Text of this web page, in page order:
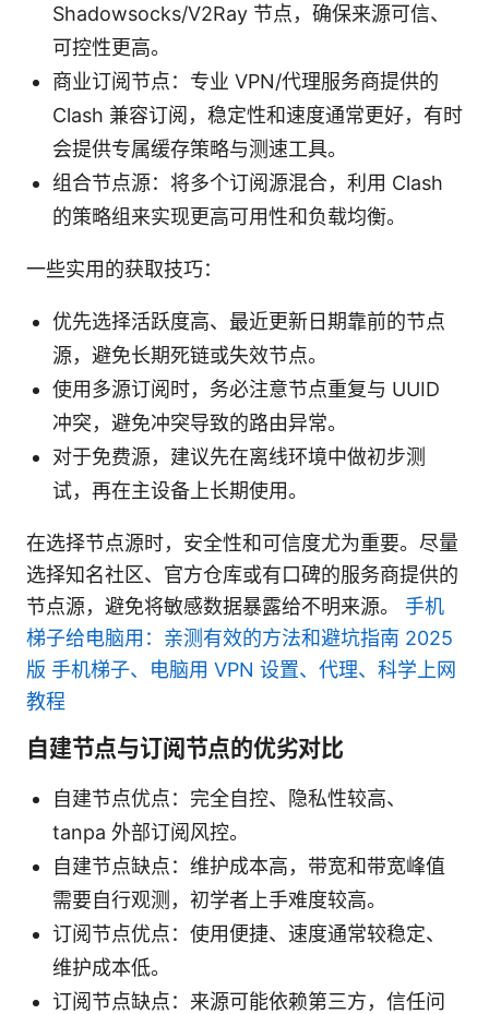
Shadowsocks/V2Ray 节点，确保来源可信、
可控性更高。
商业订阅节点：专业 VPN/代理服务商提供的
Clash 兼容订阅，稳定性和速度通常更好，有时
会提供专属缓存策略与测速工具。
组合节点源：将多个订阅源混合，利用 Clash
的策略组来实现更高可用性和负载均衡。
一些实用的获取技巧：
优先选择活跃度高、最近更新日期靠前的节点
源，避免长期死链或失效节点。
使用多源订阅时，务必注意节点重复与 UUID
冲突，避免冲突导致的路由异常。
对于免费源，建议先在离线环境中做初步测
试，再在主设备上长期使用。
在选择节点源时，安全性和可信度尤为重要。尽量
选择知名社区、官方仓库或有口碑的服务商提供的
节点源，避免将敏感数据暴露给不明来源。 手机
梯子给电脑用：亲测有效的方法和避坑指南 2025
版 手机梯子、电脑用 VPN 设置、代理、科学上网
教程
自建节点与订阅节点的优劣对比
自建节点优点：完全自控、隐私性较高、
tanpa 外部订阅风控。
自建节点缺点：维护成本高，带宽和带宽峰值
需要自行观测，初学者上手难度较高。
订阅节点优点：使用便捷、速度通常较稳定、
维护成本低。
订阅节点缺点：来源可能依赖第三方，信任问